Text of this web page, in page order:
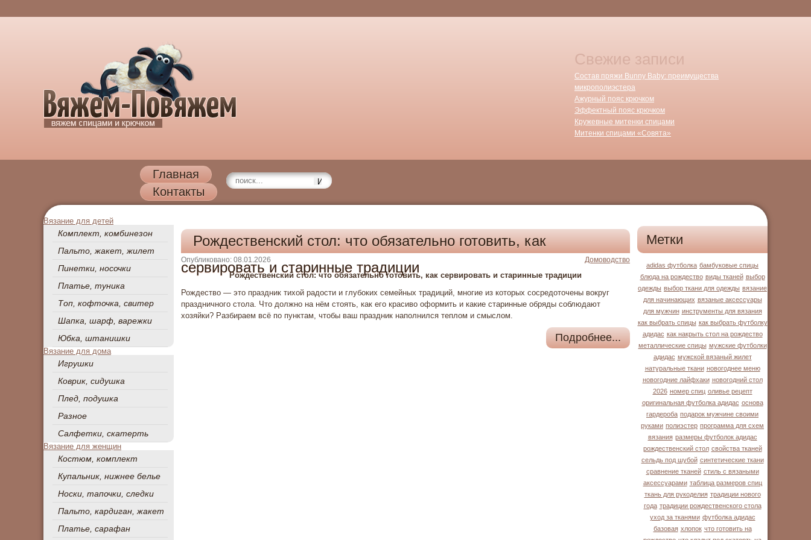
Свежие записи
Состав пряжи Bunny Baby: преимущества
микрополиэстера
Ажурный пояс крючком
Эффектный пояс крючком
Кружевные митенки спицами
Митенки спицами «Совята»
Главная
Контакты
Вязание для детей
Комплект, комбинезон
Пальто, жакет, жилет
Пинетки, носочки
Платье, туника
Топ, кофточка, свитер
Шапка, шарф, варежки
Юбка, штанишки
Вязание для дома
Игрушки
Коврик, сидушка
Плед, подушка
Разное
Салфетки, скатерть
Вязание для женщин
Костюм, комплект
Купальник, нижнее белье
Носки, тапочки, следки
Пальто, кардиган, жакет
Платье, сарафан
Рождественский стол: что обязательно готовить, как
сервировать и старинные традиции
Опубликовано: 08.01.2026 Домоводство
Рождественский стол: что обязательно готовить, как сервировать и старинные традиции
Рождество — это праздник тихой радости и глубоких семейных традиций, многие из которых сосредоточены вокруг
праздничного стола. Что должно на нём стоять, как его красиво оформить и какие старинные обряды соблюдают
хозяйки? Разбираем всё по пунктам, чтобы ваш праздник наполнился теплом и смыслом.
Подробнее...
Метки
adidas футболка бамбуковые спицы
блюда на рождество виды тканей выбор
одежды выбор ткани для одежды вязание
для начинающих вязаные аксессуары
для мужчин инструменты для вязания
как выбрать спицы как выбрать футболку
адидас как накрыть стол на рождество
металлические спицы мужские футболки
адидас мужской вязаный жилет
натуральные ткани новогоднее меню
новогодние лайфхаки новогодний стол
2026 номер спиц оливье рецепт
оригинальная футболка адидас основа
гардероба подарок мужчине своими
руками полиэстер программа для схем
вязания размеры футболок адидас
рождественский стол свойства тканей
сельдь под шубой синтетические ткани
сравнение тканей стиль с вязаными
аксессуарами таблица размеров спиц
ткань для рукоделия традиции нового
года традиции рождественского стола
уход за тканями футболка адидас
базовая хлопок что готовить на